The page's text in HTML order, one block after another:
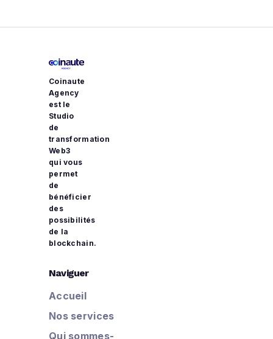
Coinaute
Agency
est le
Studio
de
transformation
Web3
qui vous
permet
de
bénéficier
des
possibilités
de la
blockchain.
Naviguer
Accueil
Nos services
Qui sommes-